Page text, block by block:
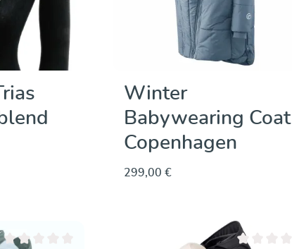
Winter
Babywearing Coat
Copenhagen
299,00 €